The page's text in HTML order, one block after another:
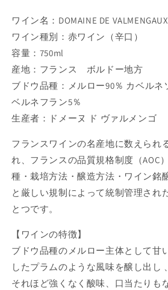
ワイン名：DOMAINE DE
ワイン種別：赤ワイン（辛口）
容量：750ml
産地：フランス ボルドー地方
ブドウ品種：メルロー90％ カベルネ
ベルネフラン5％
生産者：ドメーヌ ド ヴァルメンゴ
フランスワインの名産地に数えられ
れ、フランスの品質規格制度（AOC
種・栽培方法・醸造方法・ワイン銘
と厳しい規制によって統制管理され
とつです。
【ワインの特徴】
ブドウ品種のメルロー主体として甘
したプラムのような風味を醸し出し
それほど強くなく酸味、口当たりも